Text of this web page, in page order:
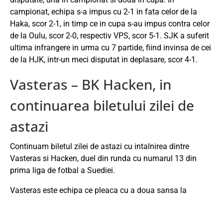
campionat, echipa s-a impus cu 2-1 in fata celor de la
Haka, scor 2-1, in timp ce in cupa s-au impus contra celor
de la Oulu, scor 2-0, respectiv VPS, scor 5-1. SJK a suferit
ultima infrangere in urma cu 7 partide, fiind invinsa de cei
de la HJK, intr-un meci disputat in deplasare, scor 4-1.
Vasteras – BK Hacken, in
continuarea biletului zilei de
astazi
Continuam biletul zilei de astazi cu intalnirea dintre
Vasteras si Hacken, duel din runda cu numarul 13 din
prima liga de fotbal a Suediei.
Vasteras este echipa ce pleaca cu a doua sansa la